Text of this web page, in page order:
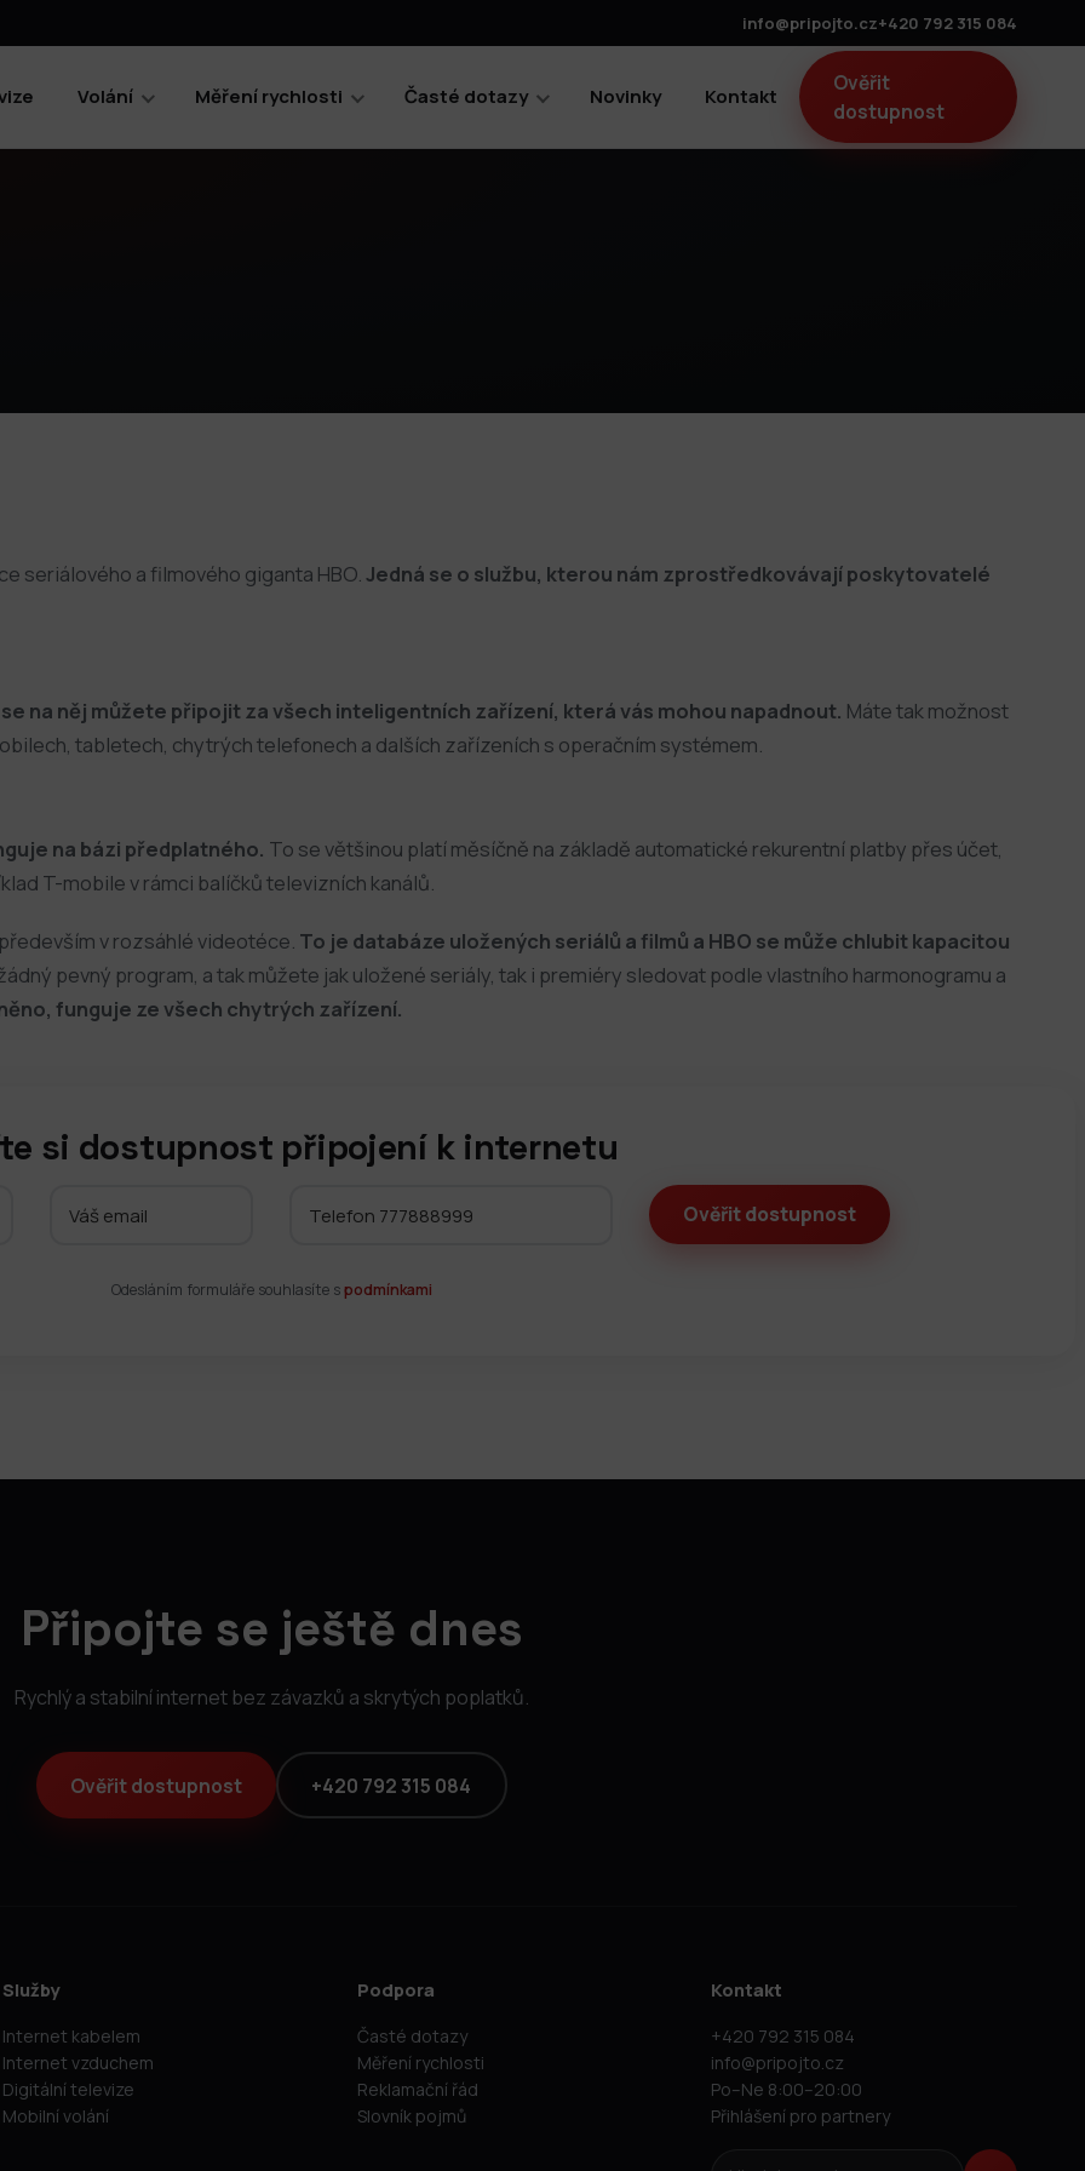
info@pripojto.cz+420 792 315 084
Volání Měření rychlosti Časté dotazy Novinky Kontakt
Ověřit
dostupnost
seriálového a filmového giganta HBO. Jedná se o službu, kterou nám zprostředkovávají poskytovatelé
na něj můžete připojit za všech inteligentních zařízení, která vás mohou napadnout. Máte tak možnost
tabletech, chytrých telefonech a dalších zařízeních s operačním systémem.
na bázi předplatného. To se většinou platí měsíčně na základě automatické rekurentní platby přes účet,
T-mobile v rámci balíčků televizních kanálů.
v rozsáhlé videotéce. To je databáze uložených seriálů a filmů a HBO se může chlubit kapacitou
pevný program, a tak můžete jak uložené seriály, tak i premiéry sledovat podle vlastního harmonogramu a
funguje ze všech chytrých zařízení.
si dostupnost připojení k internetu
Odesláním formuláře souhlasíte spodmínkami
Připojte se ještě dnes
Rychlý a stabilní internet bez závazků a skrytých poplatků.
Ověřit dostupnost +420 792 315 084
Služby
Internet kabelem
Internet vzduchem
Digitální televize
Mobilní volání
Podpora
Časté dotazy
Měření rychlosti
Reklamační řád
Slovník pojmů
Kontakt
+420 792 315 084
info@pripojto.cz
Po–Ne 8:00–20:00
Přihlášení pro partnery
Hledat na webu